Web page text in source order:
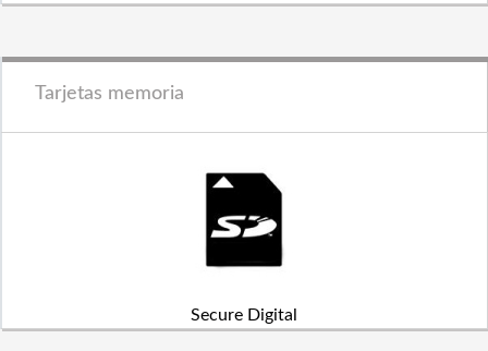
Tarjetas memoria
Secure Digital